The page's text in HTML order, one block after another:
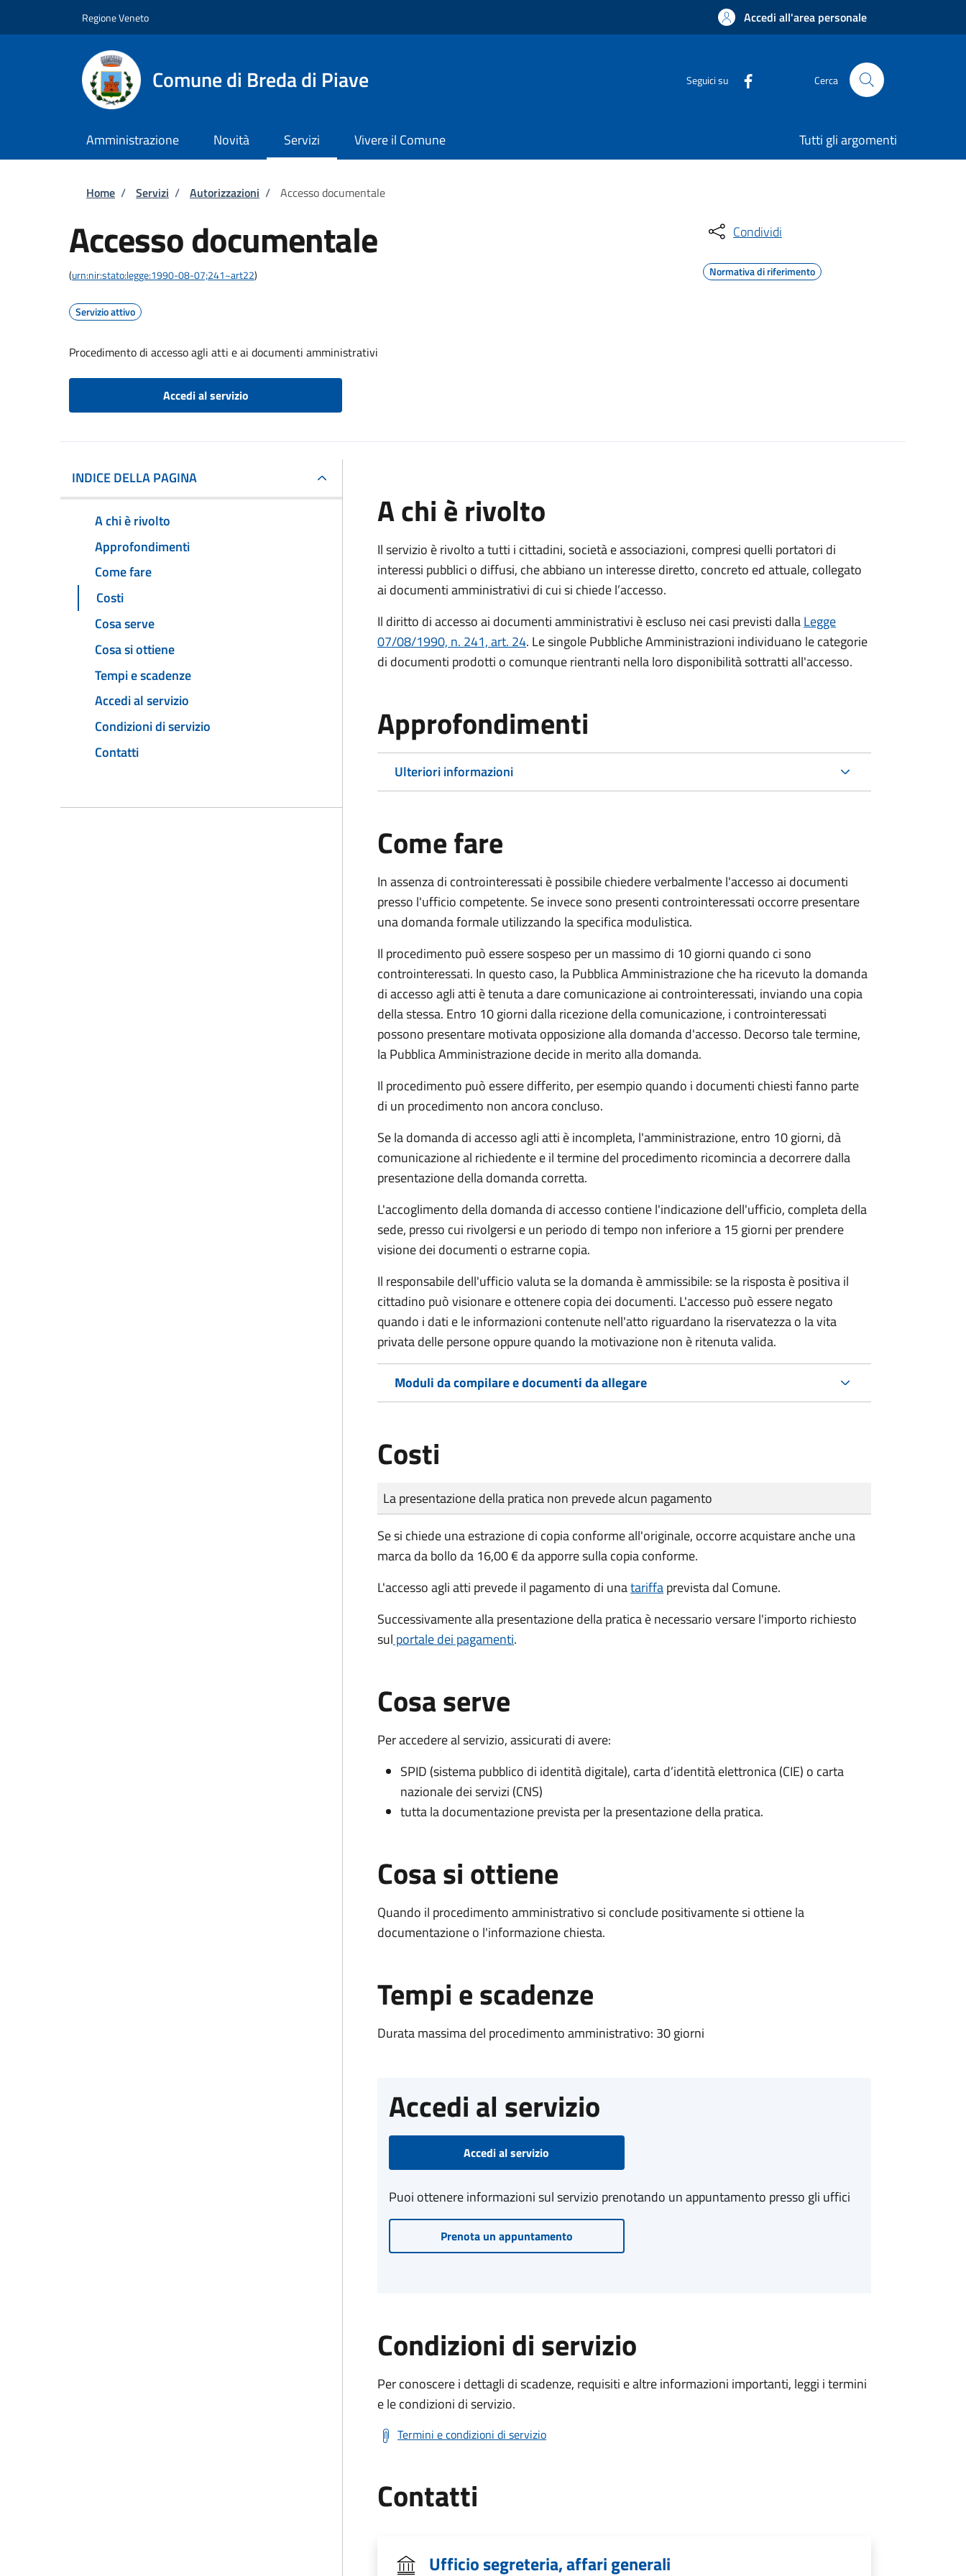
Regione Veneto Accedi all'area personale
Comune di Breda di Piave Seguici su Cerca
Amministrazione Novità Servizi Vivere il Comune Tutti gli argomenti
Briciole di pane
Home / Servizi / Autorizzazioni / Accesso documentale
Accesso documentale
(urn:nir:stato:legge:1990-08-07;241~art22)
Servizio attivo
Procedimento di accesso agli atti e ai documenti amministrativi
Accedi al servizio
Condividi
Normativa di riferimento
INDICE DELLA PAGINA
A chi è rivolto
Approfondimenti
Come fare
Costi
Cosa serve
Cosa si ottiene
Tempi e scadenze
Accedi al servizio
Condizioni di servizio
Contatti
A chi è rivolto
Il servizio è rivolto a tutti i cittadini, società e associazioni, compresi quelli portatori di
interessi pubblici o diffusi, che abbiano un interesse diretto, concreto ed attuale, collegato
ai documenti amministrativi di cui si chiede l’accesso.
Il diritto di accesso ai documenti amministrativi è escluso nei casi previsti dallaLegge
07/08/1990, n. 241, art. 24. Le singole Pubbliche Amministrazioni individuano le categorie
di documenti prodotti o comunque rientranti nella loro disponibilità sottratti all'accesso.
Approfondimenti
Ulteriori informazioni
Come fare
In assenza di controinteressati è possibile chiedere verbalmente l'accesso ai documenti
presso l'ufficio competente. Se invece sono presenti controinteressati occorre presentare
una domanda formale utilizzando la specifica modulistica.
Il procedimento può essere sospeso per un massimo di 10 giorni quando ci sono
controinteressati. In questo caso, la Pubblica Amministrazione che ha ricevuto la domanda
di accesso agli atti è tenuta a dare comunicazione ai controinteressati, inviando una copia
della stessa. Entro 10 giorni dalla ricezione della comunicazione, i controinteressati
possono presentare motivata opposizione alla domanda d'accesso. Decorso tale termine,
la Pubblica Amministrazione decide in merito alla domanda.
Il procedimento può essere differito, per esempio quando i documenti chiesti fanno parte
di un procedimento non ancora concluso.
Se la domanda di accesso agli atti è incompleta, l'amministrazione, entro 10 giorni, dà
comunicazione al richiedente e il termine del procedimento ricomincia a decorrere dalla
presentazione della domanda corretta.
L'accoglimento della domanda di accesso contiene l'indicazione dell'ufficio, completa della
sede, presso cui rivolgersi e un periodo di tempo non inferiore a 15 giorni per prendere
visione dei documenti o estrarne copia.
Il responsabile dell'ufficio valuta se la domanda è ammissibile: se la risposta è positiva il
cittadino può visionare e ottenere copia dei documenti. L'accesso può essere negato
quando i dati e le informazioni contenute nell'atto riguardano la riservatezza o la vita
privata delle persone oppure quando la motivazione non è ritenuta valida.
Moduli da compilare e documenti da allegare
Costi
Tipo di pagamento
Importo
La presentazione della pratica non prevede alcun pagamento
Se si chiede una estrazione di copia conforme all'originale, occorre acquistare anche una
marca da bollo da 16,00 € da apporre sulla copia conforme.
L'accesso agli atti prevede il pagamento di unatariffaprevista dal Comune.
Successivamente alla presentazione della pratica è necessario versare l'importo richiesto
sul portale dei pagamenti.
Cosa serve
Per accedere al servizio, assicurati di avere:
SPID (sistema pubblico di identità digitale), carta d’identità elettronica (CIE) o carta
nazionale dei servizi (CNS)
tutta la documentazione prevista per la presentazione della pratica.
Cosa si ottiene
Quando il procedimento amministrativo si conclude positivamente si ottiene la
documentazione o l'informazione chiesta.
Tempi e scadenze
Durata massima del procedimento amministrativo: 30 giorni
Accedi al servizio
Accedi al servizio
Puoi ottenere informazioni sul servizio prenotando un appuntamento presso gli uffici
Prenota un appuntamento
Condizioni di servizio
Per conoscere i dettagli di scadenze, requisiti e altre informazioni importanti, leggi i termini
e le condizioni di servizio.
Termini e condizioni di servizio
Contatti
Ufficio segreteria, affari generali